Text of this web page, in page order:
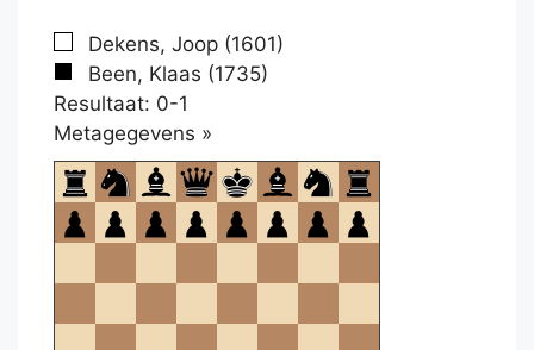
Dekens, Joop (1601)
Been, Klaas (1735)
Resultaat: 0-1
Metagegevens »
om
te
openen.